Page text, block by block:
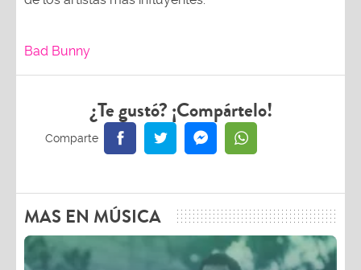
Bad Bunny
¿Te gustó? ¡Compártelo!
MAS EN MÚSICA